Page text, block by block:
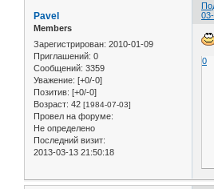
Pavel
Members
Зарегистрирован: 2010-01-09
Приглашений: 0
Сообщений: 3359
Уважение: [+0/-0]
Позитив: [+0/-0]
Возраст: 42 [1984-07-03]
Провел на форуме:
Не определено
Последний визит:
2013-03-13 21:50:18
0